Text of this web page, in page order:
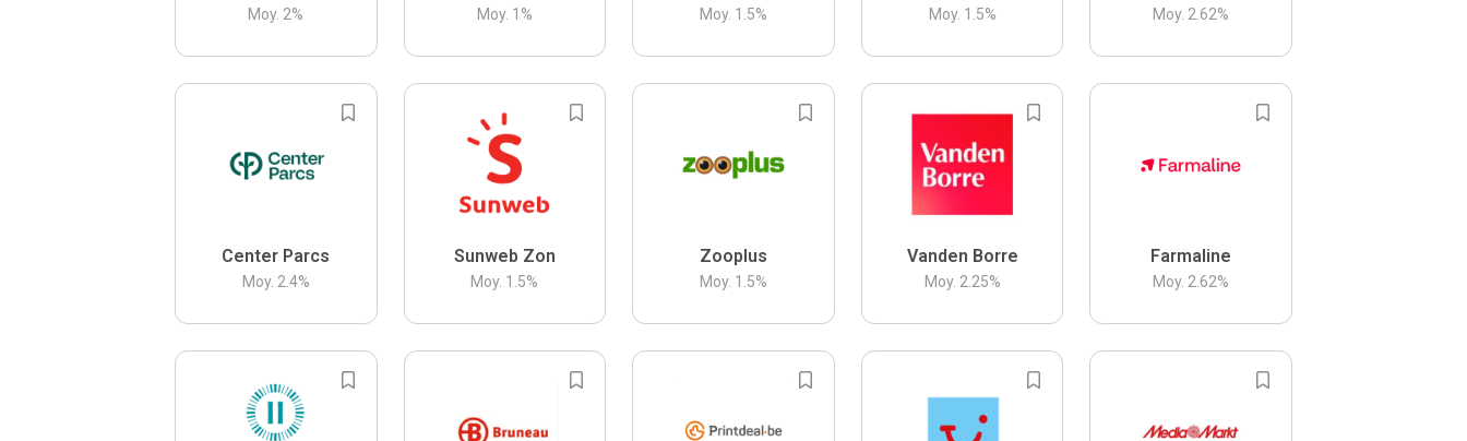
Moy. 2% Moy. 1 % Moy. 1.5% Moy. 1.5% Moy. 2.62%
Center Parcs
Moy. 2.4%
Sunweb Zon
Moy. 1.5%
Zooplus
Moy. 1.5%
Vanden Borre
Moy. 2.25%
Farmaline
Moy. 2.62%